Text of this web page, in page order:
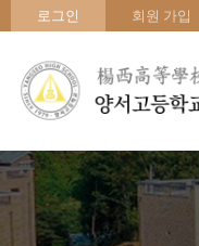
로그인 회원 가입